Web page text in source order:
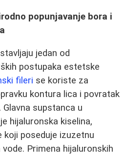
popunjavanje bora i
jedan od
postupaka estetske
fileri se koriste za
kontura lica i povratak
supstanca u
hijaluronska kiselina,
poseduje izuzetnu
Primena hijaluronskih